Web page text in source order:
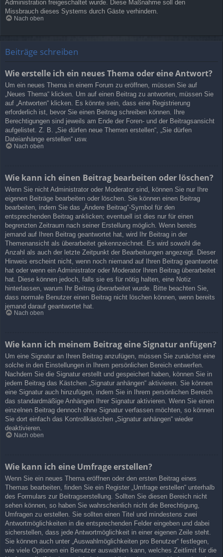
Administration freigeschaltet wurde. Diese Maßnahme soll den
Missbrauch dieses Systems durch Gäste verhindern.
Nach oben
Beiträge schreiben
Wie erstelle ich ein neues Thema oder eine Antwort?
Um ein neues Thema in einem Forum zu eröffnen, müssen Sie auf
„Neues Thema“ klicken. Um auf einen Beitrag zu antworten, müssen Sie
auf „Antworten“ klicken. Es könnte sein, dass eine Registrierung
erforderlich ist, bevor Sie einen Beitrag schreiben können. Ihre
Berechtigungen sind jeweils am Ende der Foren- und der Beitragsansicht
aufgelistet. Z. B. „Sie dürfen neue Themen erstellen“, „Sie dürfen
Dateianhänge erstellen“ usw.
Nach oben
Wie kann ich einen Beitrag bearbeiten oder löschen?
Wenn Sie nicht Administrator oder Moderator sind, können Sie nur Ihre
eigenen Beiträge bearbeiten oder löschen. Sie können einen Beitrag
bearbeiten, indem Sie das „Ändere Beitrag“-Symbol für den
entsprechenden Beitrag anklicken; eventuell ist dies nur für einen
begrenzten Zeitraum nach seiner Erstellung möglich. Wenn bereits
jemand auf Ihren Beitrag geantwortet hat, wird Ihr Beitrag in der
Themenansicht als überarbeitet gekennzeichnet. Es wird sowohl die
Anzahl als auch der letzte Zeitpunkt der Bearbeitungen angezeigt. Dieser
Hinweis erscheint nicht, wenn noch niemand auf Ihren Beitrag geantwortet
hat oder wenn ein Administrator oder Moderator Ihren Beitrag überarbeitet
hat. Diese können jedoch, falls sie es für nötig halten, eine Notiz
hinterlassen, warum Ihr Beitrag überarbeitet wurde. Bitte beachten Sie,
dass normale Benutzer einen Beitrag nicht löschen können, wenn bereits
jemand darauf geantwortet hat.
Nach oben
Wie kann ich meinem Beitrag eine Signatur anfügen?
Um eine Signatur an Ihren Beitrag anzufügen, müssen Sie zunächst eine
solche in den Einstellungen in Ihrem persönlichen Bereich entwerfen.
Nachdem Sie die Signatur erstellt und gespeichert haben, können Sie in
jedem Beitrag das Kästchen „Signatur anhängen“ aktivieren. Sie können
eine Signatur auch hinzufügen, indem Sie in Ihrem persönlichen Bereich
das standardmäßige Anhängen Ihrer Signatur aktivieren. Wenn Sie einen
einzelnen Beitrag dennoch ohne Signatur verfassen möchten, so können
Sie dort einfach das Kontrollkästchen „Signatur anhängen“ wieder
deaktivieren.
Nach oben
Wie kann ich eine Umfrage erstellen?
Wenn Sie ein neues Thema eröffnen oder den ersten Beitrag eines
Themas bearbeiten, finden Sie ein Register „Umfrage erstellen“ unterhalb
des Formulars zur Beitragserstellung. Sollten Sie diesen Bereich nicht
sehen können, so haben Sie wahrscheinlich nicht die Berechtigung,
Umfragen zu erstellen. Sie sollten einen Titel und mindestens zwei
Antwortmöglichkeiten in die entsprechenden Felder eingeben und dabei
sicherstellen, dass jede Antwortmöglichkeit in einer eigenen Zeile steht.
Sie können auch unter „Auswahlmöglichkeiten pro Benutzer“ festlegen,
wie viele Optionen ein Benutzer auswählen kann, welches Zeitlimit für die